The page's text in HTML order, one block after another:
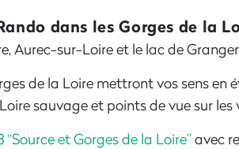
dans les Gorges de la
Aurec-sur-Loire et le lac de
de la Loire mettront vos sens
sauvage et points de vue sur les
“Source et Gorges de la Loire”avec